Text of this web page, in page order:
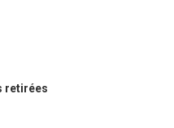
retirées